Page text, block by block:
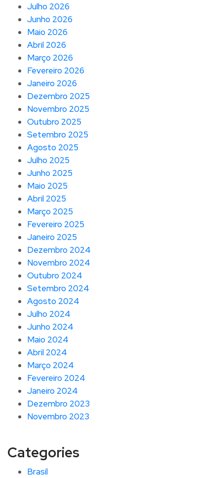
Julho 2026
Junho 2026
Maio 2026
Abril 2026
Março 2026
Fevereiro 2026
Janeiro 2026
Dezembro 2025
Novembro 2025
Outubro 2025
Setembro 2025
Agosto 2025
Julho 2025
Junho 2025
Maio 2025
Abril 2025
Março 2025
Fevereiro 2025
Janeiro 2025
Dezembro 2024
Novembro 2024
Outubro 2024
Setembro 2024
Agosto 2024
Julho 2024
Junho 2024
Maio 2024
Abril 2024
Março 2024
Fevereiro 2024
Janeiro 2024
Dezembro 2023
Novembro 2023
Categories
Brasíl